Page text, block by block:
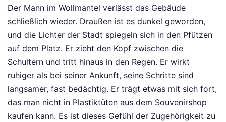
Der Mann im Wollmantel verlässt das Gebäude
schließlich wieder. Draußen ist es dunkel geworden,
und die Lichter der Stadt spiegeln sich in den Pfützen
auf dem Platz. Er zieht den Kopf zwischen die
Schultern und tritt hinaus in den Regen. Er wirkt
ruhiger als bei seiner Ankunft, seine Schritte sind
langsamer, fast bedächtig. Er trägt etwas mit sich fort,
das man nicht in Plastiktüten aus dem Souvenirshop
kaufen kann. Es ist dieses Gefühl der Zugehörigkeit zu